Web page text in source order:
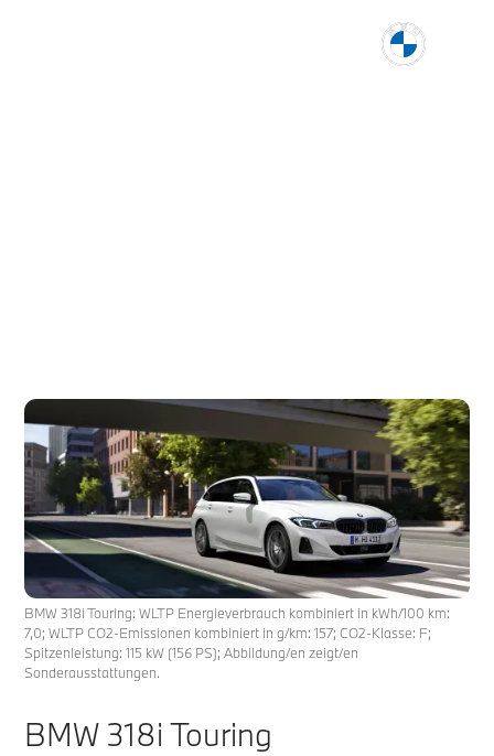
BMW 318i Touring: WLTP Energieverbrauch kombiniert in kWh/100 km:
7,0; WLTP CO2-Emissionen kombiniert in g/km: 157; CO2-Klasse: F;
Spitzenleistung: 115 kW (156 PS); Abbildung/en zeigt/en
Sonderausstattungen.
BMW 318i Touring